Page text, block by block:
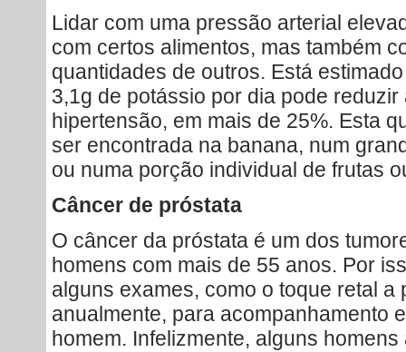
Lidar com uma pressão arterial
com certos alimentos, mas também
quantidades de outros. Está
3,1g de potássio por dia pode
hipertensão, em mais de 25%. Esta
ser encontrada na banana, num
ou numa porção individual de frutas
Câncer de próstata
O câncer da próstata é um dos
homens com mais de 55 anos. Por
alguns exames, como o toque retal a
anualmente, para acompanhamento
homem. Infelizmente, alguns